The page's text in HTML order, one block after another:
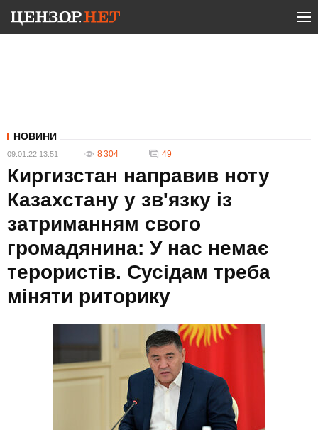
НОВИНИ
09.01.22 13:51 8 304 49
Киргизстан направив ноту
Казахстану у зв'язку із
затриманням свого
громадянина: У нас немає
терористів. Сусідам треба
міняти риторику